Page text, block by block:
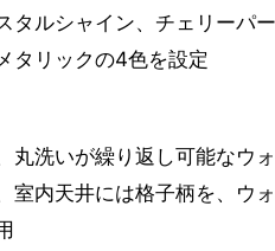
タルシャイン、チェリーパ
タリックの4色を設定
丸洗いが繰り返し可能なウ
室内天井には格子柄を、ウ